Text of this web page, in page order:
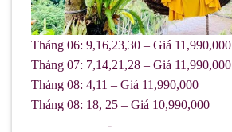
Tháng 06: 9,16,23,30 – Giá 11,990,000
Tháng 07: 7,14,21,28 – Giá 11,990,000
Tháng 08: 4,11 – Giá 11,990,000
Tháng 08: 18, 25 – Giá 10,990,000
——————-